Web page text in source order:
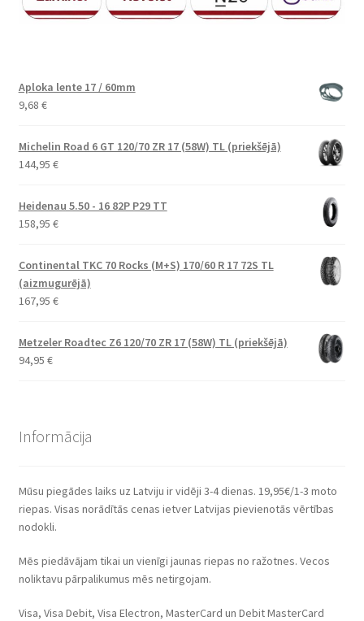
Aploka lente 17 / 60mm
9,68 €
Michelin Road 6 GT 120/70 ZR 17 (58W) TL (priekšējā)
144,95 €
Heidenau 5.50 - 16 82P P29 TT
158,95 €
Continental TKC 70 Rocks (M+S) 170/60 R 17 72S TL
(aizmugurējā)
167,95 €
Metzeler Roadtec Z6 120/70 ZR 17 (58W) TL (priekšējā)
94,95 €
Informācija
Mūsu piegādes laiks uz Latviju ir vidēji 3-4 dienas. 19,95€/1-3 moto
riepas. Visas norādītās cenas ietver Latvijas pievienotās vērtības
nodokli.
Mēs piedāvājam tikai un vienīgi jaunas riepas no ražotnes. Vecos
noliktavu pārpalikumus mēs netirgojam.
Visa, Visa Debit, Visa Electron, MasterCard un Debit MasterCard